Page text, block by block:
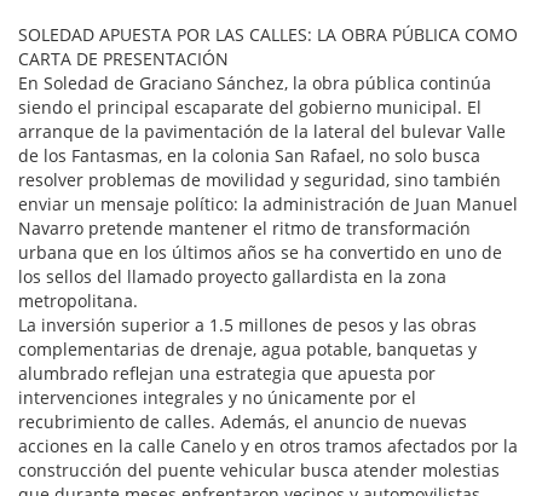
SOLEDAD APUESTA POR LAS CALLES: LA OBRA PÚBLICA COMO
CARTA DE PRESENTACIÓN
En Soledad de Graciano Sánchez, la obra pública continúa
siendo el principal escaparate del gobierno municipal. El
arranque de la pavimentación de la lateral del bulevar Valle
de los Fantasmas, en la colonia San Rafael, no solo busca
resolver problemas de movilidad y seguridad, sino también
enviar un mensaje político: la administración de Juan Manuel
Navarro pretende mantener el ritmo de transformación
urbana que en los últimos años se ha convertido en uno de
los sellos del llamado proyecto gallardista en la zona
metropolitana.
La inversión superior a 1.5 millones de pesos y las obras
complementarias de drenaje, agua potable, banquetas y
alumbrado reflejan una estrategia que apuesta por
intervenciones integrales y no únicamente por el
recubrimiento de calles. Además, el anuncio de nuevas
acciones en la calle Canelo y en otros tramos afectados por la
construcción del puente vehicular busca atender molestias